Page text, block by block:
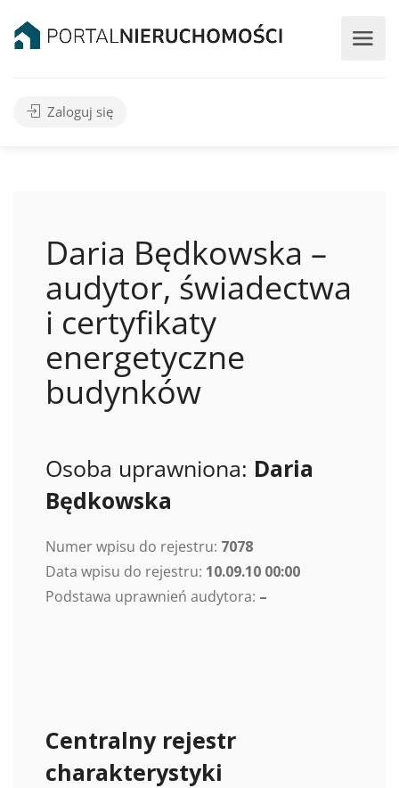
Zaloguj się
Daria Będkowska –
audytor, świadectwa
i certyfikaty
energetyczne
budynków
Osoba uprawniona: Daria
Będkowska
Numer wpisu do rejestru: 7078
Data wpisu do rejestru: 10.09.10 00:00
Podstawa uprawnień audytora: –
Centralny rejestr
charakterystyki